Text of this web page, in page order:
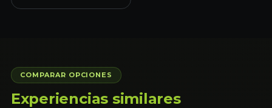
COMPARAR OPCIONES
Experiencias similares